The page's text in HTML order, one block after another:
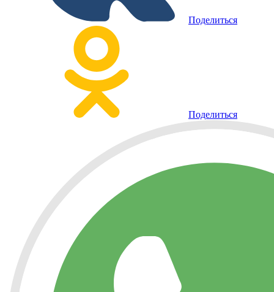
Поделиться
Поделиться